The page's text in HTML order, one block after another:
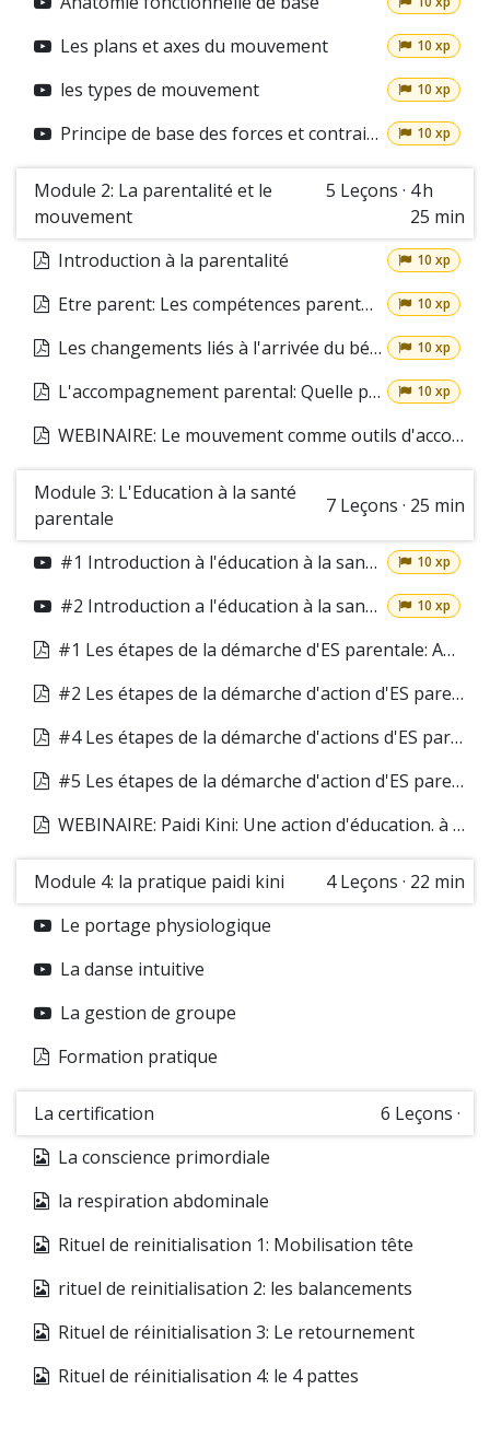
Les plans et axes du mouvement 10 xp
les types de mouvement 10 xp
Principe de base des forces et contraintes sur le corps 10 xp
Module 2: La parentalité et le
mouvement
5 Leçons · 4 h
25 min
Introduction à la parentalité
10 xp
Etre parent: Les compétences parentales 10 xp
Les changements liés à l'arrivée du bébé 10 xp
L'accompagnement parental: Quelle posture professionnelle? 10 xp
WEBINAIRE: Le mouvement comme outils d'accompagnement parental
Module 3: L'Education à la santé
parentale
7 Leçons · 25 min
#1 Introduction à l'éducation à la santé: définition et enjeux 10 xp
#2 Introduction a l'éducation à la santé: Différence entre information, prévention et ES 10 xp
#1 Les étapes de la démarche d'ES parentale: Analyse des besoins
#2 Les étapes de la démarche d'action d'ES parentale: définition des objectifs
#4 Les étapes de la démarche d'actions d'ES parentale: La mise en oeuvre d'actions
#5 Les étapes de la démarche d'action d'ES parentale: L'évaluation
WEBINAIRE: Paidi Kini: Une action d'éducation. à la santé parentale
Module 4: la pratique paidi kini 4 Leçons · 22 min
Le portage physiologique
La danse intuitive
La gestion de groupe
Formation pratique
La certification 6 Leçons ·
La conscience primordiale
la respiration abdominale
Rituel de reinitialisation 1: Mobilisation tête
rituel de reinitialisation 2: les balancements
Rituel de réinitialisation 3: Le retournement
Rituel de réinitialisation 4: le 4 pattes